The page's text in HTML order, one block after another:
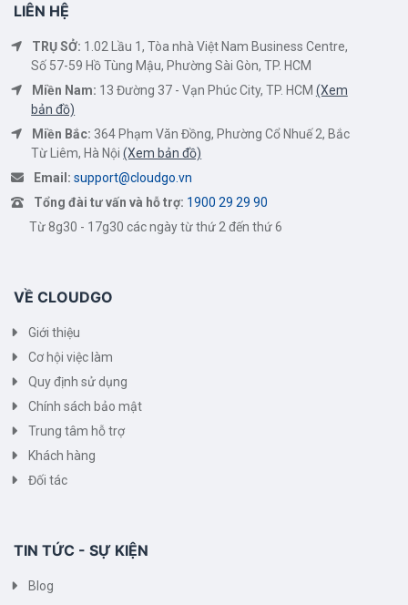
LIÊN HỆ
TRỤ SỞ: 1.02 Lầu 1, Tòa nhà Việt Nam Business Centre,
Số 57-59 Hồ Tùng Mậu, Phường Sài Gòn, TP. HCM
Miền Nam: 13 Đường 37 - Vạn Phúc City, TP. HCM (Xem
bản đồ)
Miền Bắc: 364 Phạm Văn Đồng, Phường Cổ Nhuế 2, Bắc
Từ Liêm, Hà Nội(Xem bản đồ)
Email: support@cloudgo.vn
Tổng đài tư vấn và hỗ trợ: 1900 29 29 90
Từ 8g30 - 17g30 các ngày từ thứ 2 đến thứ 6
VỀ CLOUDGO
Giới thiệu
Cơ hội việc làm
Quy định sử dụng
Chính sách bảo mật
Trung tâm hỗ trợ
Khách hàng
Đối tác
TIN TỨC - SỰ KIỆN
Blog